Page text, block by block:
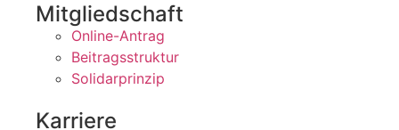
Mitgliedschaft
Online-Antrag
Beitragsstruktur
Solidarprinzip
Karriere